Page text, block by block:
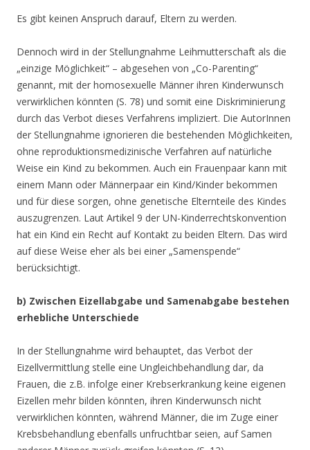
Es gibt keinen Anspruch darauf, Eltern zu werden.
Dennoch wird in der Stellungnahme Leihmutterschaft als die
„einzige Möglichkeit“ – abgesehen von „Co-Parenting“
genannt, mit der homosexuelle Männer ihren Kinderwunsch
verwirklichen könnten (S. 78) und somit eine Diskriminierung
durch das Verbot dieses Verfahrens impliziert. Die AutorInnen
der Stellungnahme ignorieren die bestehenden Möglichkeiten,
ohne reproduktionsmedizinische Verfahren auf natürliche
Weise ein Kind zu bekommen. Auch ein Frauenpaar kann mit
einem Mann oder Männerpaar ein Kind/Kinder bekommen
und für diese sorgen, ohne genetische Elternteile des Kindes
auszugrenzen. Laut Artikel 9 der UN-Kinderrechtskonvention
hat ein Kind ein Recht auf Kontakt zu beiden Eltern. Das wird
auf diese Weise eher als bei einer „Samenspende“
berücksichtigt.
b) Zwischen Eizellabgabe und Samenabgabe bestehen
erhebliche Unterschiede
In der Stellungnahme wird behauptet, das Verbot der
Eizellvermittlung stelle eine Ungleichbehandlung dar, da
Frauen, die z.B. infolge einer Krebserkrankung keine eigenen
Eizellen mehr bilden könnten, ihren Kinderwunsch nicht
verwirklichen könnten, während Männer, die im Zuge einer
Krebsbehandlung ebenfalls unfruchtbar seien, auf Samen